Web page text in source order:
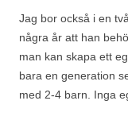
Jag bor också i en
några år att han
man kan skapa ett
bara en generation
med 2-4 barn. Inga